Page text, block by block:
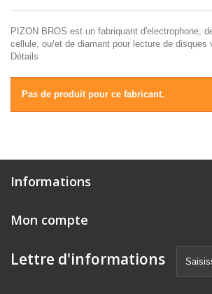
PIZON BROS est un fabriquant d'electrophone,
cellule, ou/et de diamant pour lecture de disques
Détails
Pas de produit pour ce fabricant.
Informations
Mon compte
Lettre d'informations